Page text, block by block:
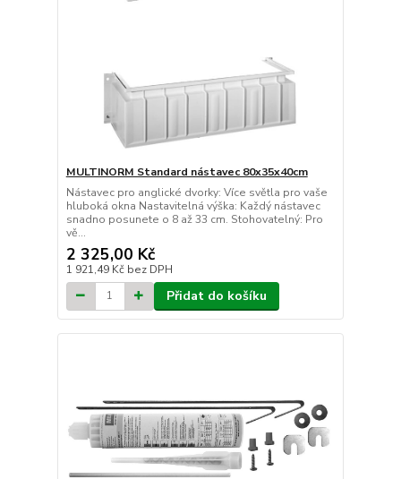
MULTINORM Standard nástavec 80x35x40cm
Nástavec pro anglické dvorky: Více světla pro vaše
hluboká okna Nastavitelná výška: Každý nástavec
snadno posunete o 8 až 33 cm. Stohovatelný: Pro
vě...
2 325,00 Kč
1 921,49 Kč bez DPH
Přidat do košíku